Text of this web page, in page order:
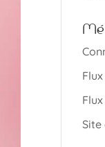
Site